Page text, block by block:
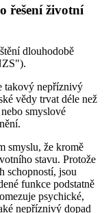
řešení životní
dlouhodobě
takový nepříznivý
vědy trvat déle než
smyslové
smyslu, že kromě
stavu. Protože
schopností, jsou
funkce podstatně
psychické,
nepříznivý dopad